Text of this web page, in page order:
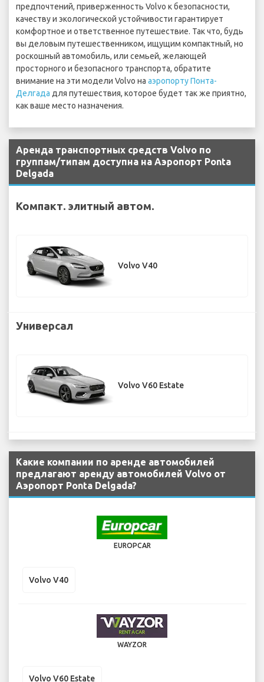
предпочтений, приверженность Volvo к безопасности,
качеству и экологической устойчивости гарантирует
комфортное и ответственное путешествие. Так что, будь
вы деловым путешественником, ищущим компактный, но
роскошный автомобиль, или семьей, желающей
просторного и безопасного транспорта, обратите
внимание на эти модели Volvo на аэропорту Понта-
Делгада для путешествия, которое будет так же приятно,
как ваше место назначения.
Аренда транспортных средств Volvo по
группам/типам доступна на Аэропорт Ponta
Delgada
Компакт. элитный автом.
Volvo V40
Универсал
Volvo V60 Estate
Какие компании по аренде автомобилей
предлагают аренду автомобилей Volvo от
Аэропорт Ponta Delgada?
EUROPCAR
Volvo V40
WAYZOR
Volvo V60 Estate